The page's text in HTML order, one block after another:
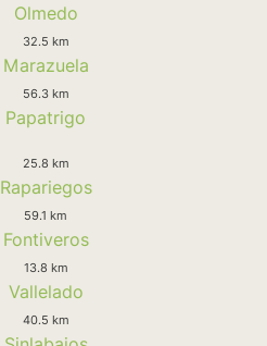
Olmedo
32.5 km
Marazuela
56.3 km
Papatrigo
25.8 km
Rapariegos
59.1 km
Fontiveros
13.8 km
Vallelado
40.5 km